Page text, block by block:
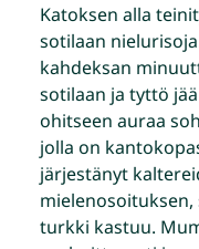
Katoksen alla
sotilaan
kahdeksan
sotilaan ja tyttö
ohitseen auraa
jolla on
järjestänyt
mielenosoituksen,
turkki kastuu.